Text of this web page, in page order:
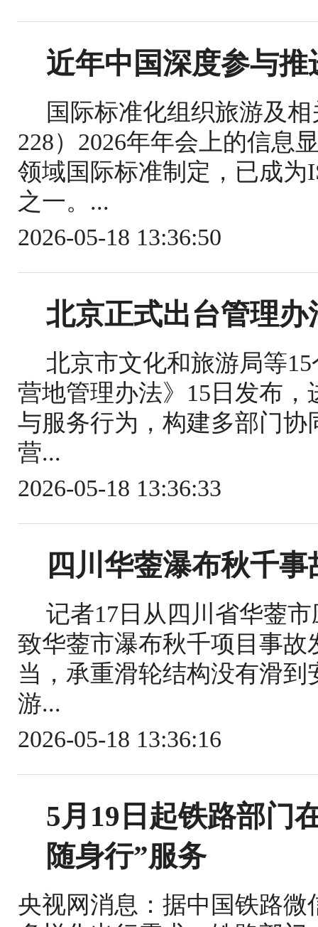
近年中国深度参与
国际标准化组织旅游及
228）2026年年会上的信息
领域国际标准制定，已成为
之一。...
2026-05-18 13:36:50
北京正式出台管理
北京市文化和旅游局等
营地管理办法》15日发布
与服务行为，构建多部门
营...
2026-05-18 13:36:33
四川华蓥瀑布秋千
记者17日从四川省华蓥
致华蓥市瀑布秋千项目事
当，承重滑轮结构没有滑
游...
2026-05-18 13:36:16
5月19日起铁路部门
随身行”服务
央视网消息：据中国铁路